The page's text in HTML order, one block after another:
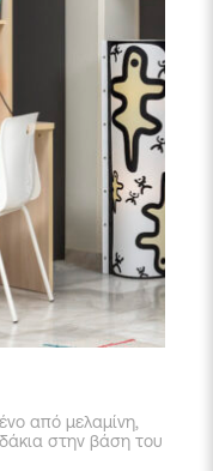
από μελαμίνη,
στην βάση του